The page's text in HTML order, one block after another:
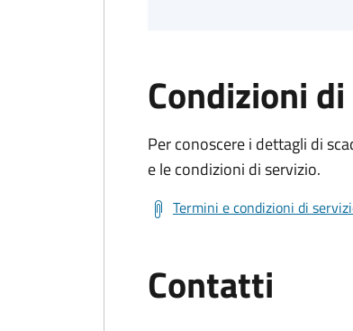
Condizioni
Per conoscere i dettagli di
e le condizioni di servizio.
Termini e condizioni di
Contatti